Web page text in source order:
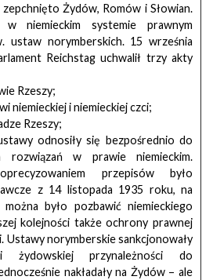
zepchnięto Żydów, Romów i Słowian.
w niemieckim systemie prawnym
ustaw norymberskich. 15 września
Reichstag uchwalił trzy akty
Rzeszy;
niemieckiej i niemieckiej czci;
Rzeszy;
odnosiły się bezpośrednio do
rozwiązań w prawie niemieckim.
przepisów było
z 14 listopada 1935 roku, na
było pozbawić niemieckiego
kolejności także ochrony prawnej
Ustawy norymberskie sankcjonowały
żydowskiej przynależności do
nakładały na Żydów – ale